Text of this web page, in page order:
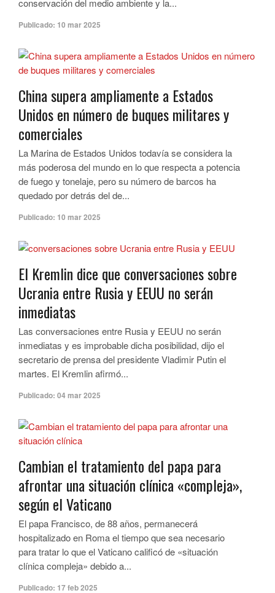
conservación del medio ambiente y la...
Publicado: 10 mar 2025
China supera ampliamente a Estados
Unidos en número de buques militares y
comerciales
La Marina de Estados Unidos todavía se considera la
más poderosa del mundo en lo que respecta a potencia
de fuego y tonelaje, pero su número de barcos ha
quedado por detrás del de...
Publicado: 10 mar 2025
El Kremlin dice que conversaciones sobre
Ucrania entre Rusia y EEUU no serán
inmediatas
Las conversaciones entre Rusia y EEUU no serán
inmediatas y es improbable dicha posibilidad, dijo el
secretario de prensa del presidente Vladimir Putin el
martes. El Kremlin afirmó...
Publicado: 04 mar 2025
Cambian el tratamiento del papa para
afrontar una situación clínica «compleja»,
según el Vaticano
El papa Francisco, de 88 años, permanecerá
hospitalizado en Roma el tiempo que sea necesario
para tratar lo que el Vaticano calificó de «situación
clínica compleja» debido a...
Publicado: 17 feb 2025